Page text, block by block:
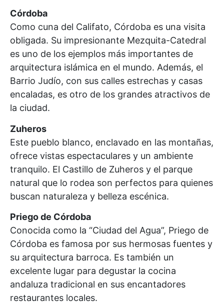
Córdoba
Como cuna del Califato, Córdoba es una visita
obligada. Su impresionante Mezquita-Catedral
es uno de los ejemplos más importantes de
arquitectura islámica en el mundo. Además, el
Barrio Judío, con sus calles estrechas y casas
encaladas, es otro de los grandes atractivos de
la ciudad.
Zuheros
Este pueblo blanco, enclavado en las montañas,
ofrece vistas espectaculares y un ambiente
tranquilo. El Castillo de Zuheros y el parque
natural que lo rodea son perfectos para quienes
buscan naturaleza y belleza escénica.
Priego de Córdoba
Conocida como la “Ciudad del Agua”, Priego de
Córdoba es famosa por sus hermosas fuentes y
su arquitectura barroca. Es también un
excelente lugar para degustar la cocina
andaluza tradicional en sus encantadores
restaurantes locales.